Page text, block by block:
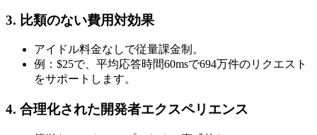
3. 比類のない費用対効果
アイドル料金なしで従量課金制。
例：$25で、平均応答時間60msで694万件のリクエスト
をサポートします。
4. 合理化された開発者エクスペリエンス